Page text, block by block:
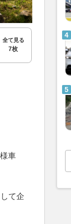
全て見る
7枚
車
て企